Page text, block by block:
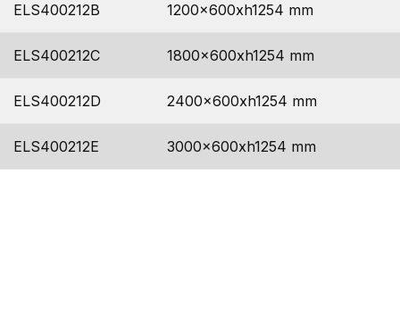
ELS400212B 1200x600xh1254 mm
ELS400212C 1800x600xh1254 mm
ELS400212D 2400x600xh1254 mm
ELS400212E 3000x600xh1254 mm